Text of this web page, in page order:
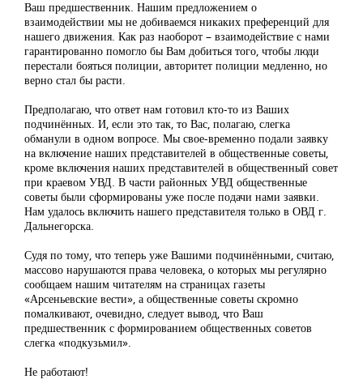
Ваш предшественник. Нашим предложением о
взаимодействии мы не добиваемся никаких преференций для
нашего движения. Как раз наоборот – взаимодействие с нами
гарантированно помогло бы Вам добиться того, чтобы люди
перестали бояться полиции, авторитет полиции медленно, но
верно стал бы расти.
Предполагаю, что ответ нам готовил кто-то из Ваших
подчинённых. И, если это так, то Вас, полагаю, слегка
обманули в одном вопросе. Мы свое-временно подали заявку
на включение наших представителей в общественные советы,
кроме включения наших представителей в общественный совет
при краевом УВД. В части районных УВД общественные
советы были сформированы уже после подачи нами заявки.
Нам удалось включить нашего представителя только в ОВД г.
Дальнегорска.
Судя по тому, что теперь уже Вашими подчинёнными, считаю,
массово нарушаются права человека, о которых мы регулярно
сообщаем нашим читателям на страницах газеты
«Арсеньевские вести», а общественные советы скромно
помалкивают, очевидно, следует вывод, что Ваш
предшественник с формированием общественных советов
слегка «подкузьмил».
Не работают!